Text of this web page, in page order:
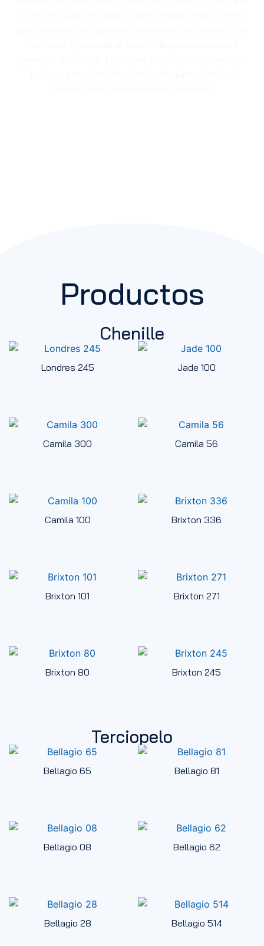
Productos
Chenille
Londres 245 Jade 100
Camila 300 Camila 56
Camila 100 Brixton 336
Brixton 101 Brixton 271
Brixton 80 Brixton 245
Terciopelo
Bellagio 65 Bellagio 81
Bellagio 08 Bellagio 62
Bellagio 28 Bellagio 514